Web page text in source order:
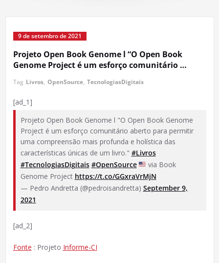
9 de setembro de 2021
Projeto Open Book Genome l “O Open Book
Genome Project é um esforço comunitário …
Tag Livros, OpenSource, TecnologiasDigitais
[ad_1]
Projeto Open Book Genome l "O Open Book Genome
Project é um esforço comunitário aberto para permitir
uma compreensão mais profunda e holística das
características únicas de um livro." #Livros
#TecnologiasDigitais #OpenSource
via Book
Genome Project https://t.co/GGxraVrMjN
— Pedro Andretta (@pedroisandretta) September 9,
2021
[ad_2]
Fonte : Projeto Informe-CI